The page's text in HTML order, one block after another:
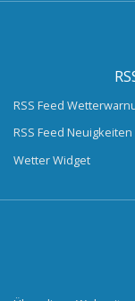
RSS Feed
RSS Feed Neuigkeiten
Wetter Widget